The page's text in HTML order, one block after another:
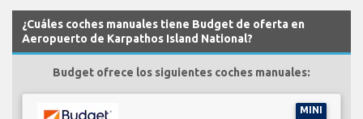
¿Cuáles coches manuales tiene Budget de oferta en
Aeropuerto de Karpathos Island National?
Budget ofrece los siguientes coches manuales:
MINI